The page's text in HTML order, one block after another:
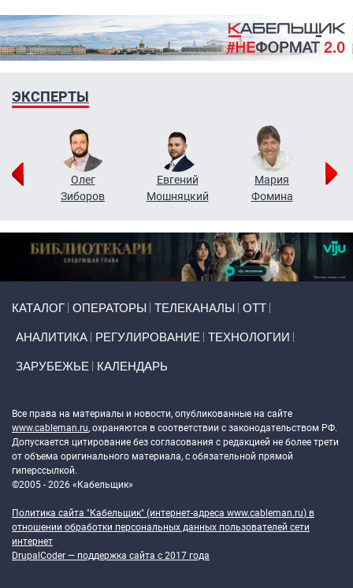
ЭКСПЕРТЫ
Олег
Зиборов
Евгений
Мошняцкий
Мария
Фомина
КАТАЛОГ ОПЕРАТОРЫ ТЕЛЕКАНАЛЫ ОТТ
АНАЛИТИКА РЕГУЛИРОВАНИЕ ТЕХНОЛОГИИ
ЗАРУБЕЖЬЕ КАЛЕНДАРЬ
Все права на материалы и новости, опубликованные на сайте
www.cableman.ru, охраняются в соответствии с законодательством РФ.
Допускается цитирование без согласования с редакцией не более трети
от объема оригинального материала, с обязательной прямой
гиперссылкой.
©2005 - 2026 «Кабельщик»
Политика сайта "Кабельщик" (интернет-адреса www.cableman.ru) в
отношении обработки персональных данных пользователей сети
интернет
DrupalCoder — поддержка сайта c 2017 года